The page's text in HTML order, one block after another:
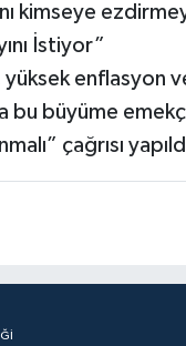
kimseye
İstiyor”
yüksek enflasyon
büyüme
çağrısı